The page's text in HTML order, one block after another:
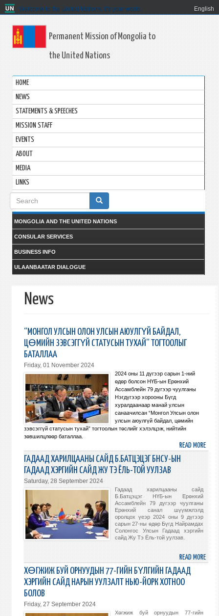
Welcome to the United Nations. It's your world. English
Permanent Mission of Mongolia to
the United Nations
HOME
NEWS
STATEMENTS & SPEECHES
MISSION STAFF
EVENTS
ABOUT
MEDIA
LINKS
Search
form
MONGOLIA AND THE UNITED NATIONS
CONSULAR SERVICES
BUSINESS INFO
ULAANBAATAR DIALOGUE
News
“МОНГОЛ УЛСЫН ОЛОН УЛСЫН АЮУЛГҮЙ БАЙДАЛ,
ЦӨМИЙН ЗЭВСЭГГҮЙ СТАТУСЫН ТУХАЙ” ТОГТООЛЫГ
БАТАЛЛАА
Friday, 01 November 2024
2024 оны 11 дүгээр сарын 1-ний
өдөр болсон НҮБ-ын Ерөнхий
Ассамблейн 79 дүгээр чуулганы
Нэгдүгээр хорооны Бүгд
хуралдаанаар манай улсын
санаачилсан “Монгол Улсын олон
улсын аюулгүй байдал, цөмийн
зэвсэггүй статусын тухай” тогтоолын төслийг хэлэлцэж, нийтийн
зөвшилцлөөр баталлаа.
READ MORE
ОЛОН
ГАДААД ХАРИЛЦААНЫ САЙД Б.БАТЦЭЦЭГ БНСУ-ЫН
ГАДААД ХЭРГИЙН САЙД ЖУ ТЭ ЁЛЬ-ТОЙ УУЛЗАВ
Saturday, 28 September 2024
Гадаад харилцааны сайд
Б.Батцэцэг НҮБ-ын Ерөнхий
Ассамблейн 79 дүгээр чуулганы
Ерөнхий санал шүүмжлэлд
оролцох үеэр 2024 оны 9 дүгээр
сарын 27-ны өдөр Бүгд Найрамдах
Солонгос Улсын Гадаад хэргийн
сайд Жу Тэ Ёль-той уулзав.
READ MORE
ХӨГЖИЖ БУЙ ОРНУУДЫН 77-ГИЙН БҮЛГИЙН ГАДААД
ХЭРГИЙН САЙД НАРЫН УУЛЗАЛТ НЬЮ-ЙОРК ХОТНОО
БОЛОВ
Friday, 27 September 2024
Хөгжиж буй орнуудын 77-гийн